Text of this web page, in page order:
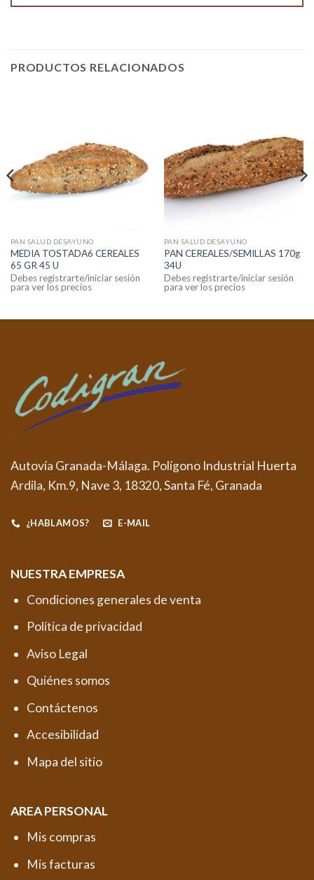
PRODUCTOS RELACIONADOS
PAN SALUD DESAYUNO
MEDIA TOSTADA6 CEREALES
65 GR 45 U
Debes registrarte/iniciar sesión
para ver los precios
PAN SALUD DESAYUNO
PAN CEREALES/SEMILLAS 170g
34U
Debes registrarte/iniciar sesión
para ver los precios
Autovía Granada-Málaga. Polígono Industrial Huerta
Ardila, Km.9, Nave 3, 18320, Santa Fé, Granada
¿HABLAMOS? E-MAIL
NUESTRA EMPRESA
Condiciones generales de venta
Política de privacidad
Aviso Legal
Quiénes somos
Contáctenos
Accesibilidad
Mapa del sitio
AREA PERSONAL
Mis compras
Mis facturas